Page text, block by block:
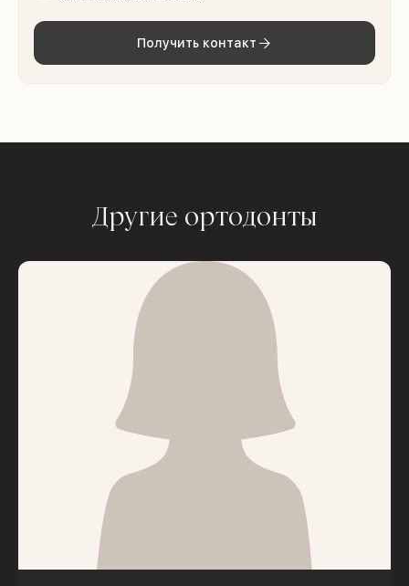
Получить контакт
Другие ортодонты